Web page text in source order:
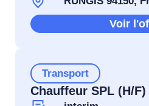
Voir
Transport
Chauffeur SPL (H/F)